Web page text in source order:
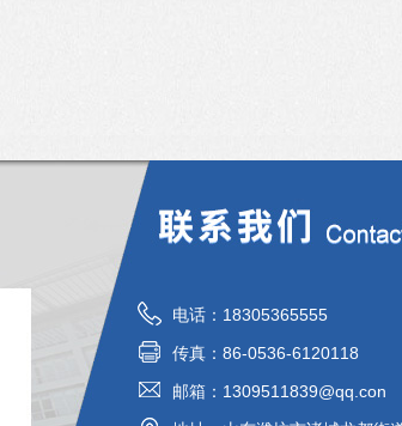
电话：18305365555
传真：86-0536-6120118
邮箱： 1309511839@qq.con